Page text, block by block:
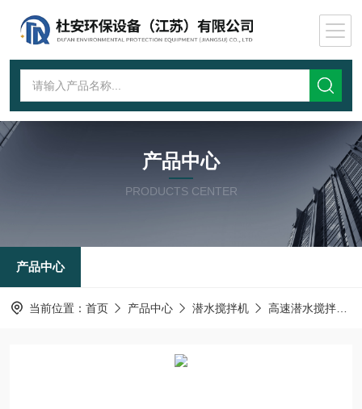
产品中心
PRODUCTS CENTER
产品中心
当前位置： 首页 产品中心 潜水搅拌机 高速潜水搅拌机